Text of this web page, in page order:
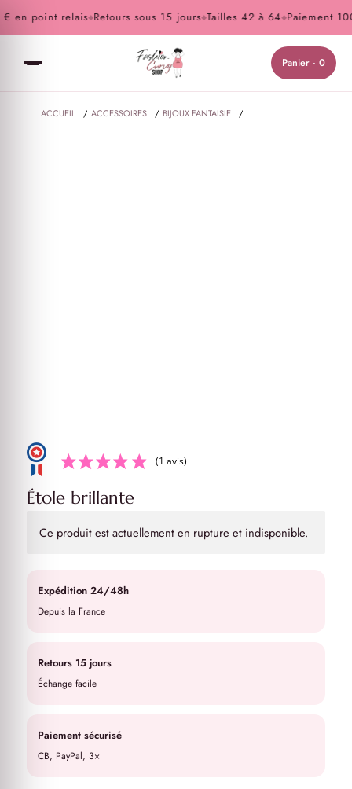
point relais◆Retours sous 15 jours◆Tailles 42 à 64◆Paiement
Panier · 0
ACCUEIL / ACCESSOIRES / BIJOUX FANTAISIE
/
Étole brillante
Ce produit est actuellement en rupture et indisponible.
Expédition 24/48h
Depuis la France
Retours 15 jours
Échange facile
Paiement sécurisé
CB, PayPal, 3×
(1 avis)